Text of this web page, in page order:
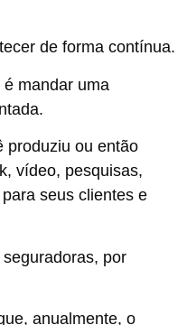
de forma contínua.
mandar uma
produziu ou então
vídeo, pesquisas,
seus clientes e
por
anualmente, o